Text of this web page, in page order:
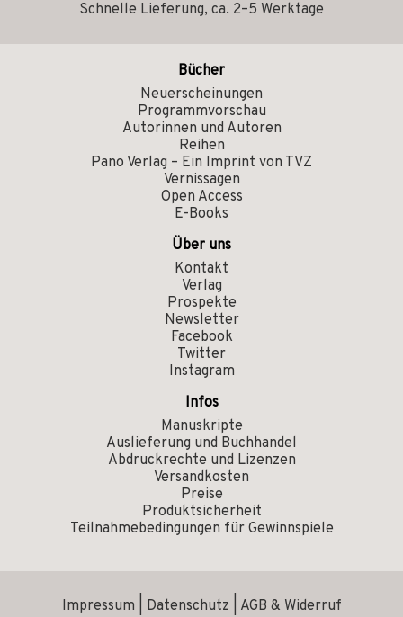
Schnelle Lieferung, ca. 2–5 Werktage
Bücher
Neuerscheinungen
Programmvorschau
Autorinnen und Autoren
Reihen
Pano Verlag – Ein Imprint von TVZ
Vernissagen
Open Access
E-Books
Über uns
Kontakt
Verlag
Prospekte
Newsletter
Facebook
Twitter
Instagram
Infos
Manuskripte
Auslieferung und Buchhandel
Abdruckrechte und Lizenzen
Versandkosten
Preise
Produktsicherheit
Teilnahmebedingungen für Gewinnspiele
Impressum Datenschutz AGB & Widerruf